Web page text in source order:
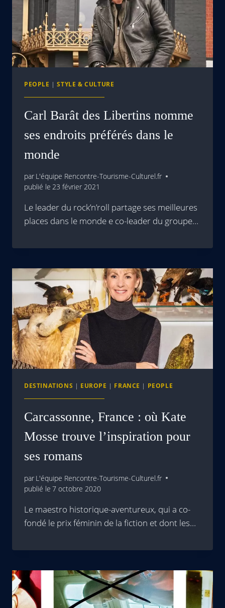
PEOPLE |STYLE & CULTURE
Carl Barât des Libertins nomme
ses endroits préférés dans le
monde
par L'équipe Rencontre-Tourisme-Culturel.fr
publié le 23 février 2021
Le leader du rock’n’roll partage ses meilleures
places dans le monde e co-leader du groupe…
DESTINATIONS | EUROPE | FRANCE | PEOPLE
Carcassonne, France : où Kate
Mosse trouve l’inspiration pour
ses romans
par L'équipe Rencontre-Tourisme-Culturel.fr
publié le 7 octobre 2020
Le maestro historique-aventureux, qui a co-
fondé le prix féminin de la fiction et dont les…